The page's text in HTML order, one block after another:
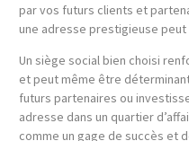
par vos futurs clients et
une adresse prestigieuse
Un siège social bien choisi
et peut même être
futurs partenaires ou
adresse dans un quartier
comme un gage de succès et